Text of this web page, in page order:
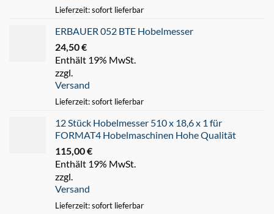
Lieferzeit: sofort lieferbar
ERBAUER 052 BTE Hobelmesser
24,50€
Enthält 19% MwSt.
zzgl.
Versand
Lieferzeit: sofort lieferbar
12 Stück Hobelmesser 510 x 18,6 x 1 für
FORMAT4 Hobelmaschinen Hohe Qualität
115,00€
Enthält 19% MwSt.
zzgl.
Versand
Lieferzeit: sofort lieferbar